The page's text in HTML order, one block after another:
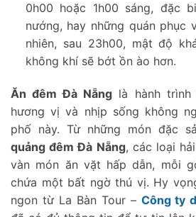
0h00 hoặc 1h00 sáng, đặc
nướng, hay những quán phục
nhiên, sau 23h00, mật độ
không khí sẽ bớt ồn ào hơn.
Ăn đêm Đà Nẵng là hành trình
hương vị và nhịp sống không
phố này. Từ những món đặc
quảng đêm Đà Nẵng, các loại
vàn món ăn vặt hấp dẫn, mỗi
chứa một bất ngờ thú vị. Hy
ngon từ La Bàn Tour – Công ty